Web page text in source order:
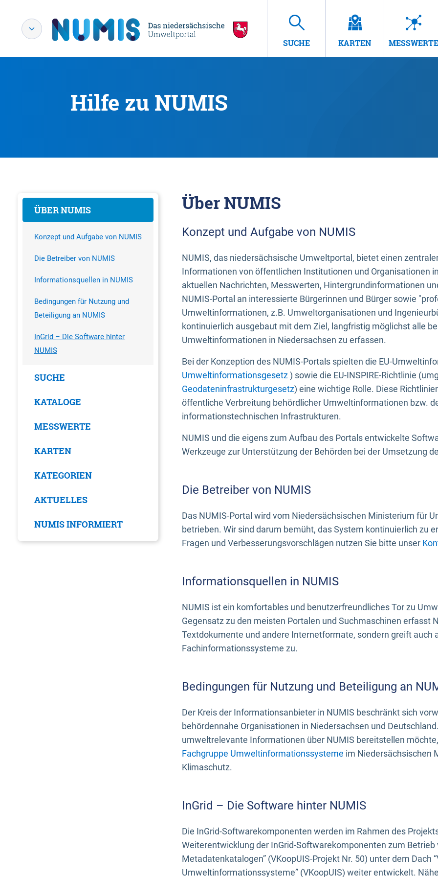
SUCHE KARTEN MESSWERTE
Hilfe zu NUMIS
ÜBER NUMIS
Konzept und Aufgabe von NUMIS
Die Betreiber von NUMIS
Informationsquellen in NUMIS
Bedingungen für Nutzung und
Beteiligung an NUMIS
InGrid – Die Software hinter
NUMIS
SUCHE
KATALOGE
MESSWERTE
KARTEN
KATEGORIEN
AKTUELLES
NUMIS INFORMIERT
Über NUMIS
Konzept und Aufgabe von NUMIS
NUMIS, das niedersächsische Umweltportal, bietet einen
Informationen von öffentlichen Institutionen und Organisationen
aktuellen Nachrichten, Messwerten, Hintergrundinformationen
NUMIS-Portal an interessierte Bürgerinnen und Bürger sowie
Umweltinformationen, z.B. Umweltorganisationen und
kontinuierlich ausgebaut mit dem Ziel, langfristig möglichst alle
Umweltinformationen in Niedersachsen zu erfassen.
Bei der Konzeption des NUMIS-Portals spielten die EU-
Umweltinformationsgesetz) sowie die EU-INSPIRE-Richtlinie
Geodateninfrastrukturgesetz) eine wichtige Rolle. Diese
öffentliche Verbreitung behördlicher Umweltinformationen bzw.
informationstechnischen Infrastrukturen.
NUMIS und die eigens zum Aufbau des Portals entwickelte
Werkzeuge zur Unterstützung der Behörden bei der Umsetzung
Die Betreiber von NUMIS
Das NUMIS-Portal wird vom Niedersächsischen Ministerium für
betrieben. Wir sind darum bemüht, das System kontinuierlich zu
Fragen und Verbesserungsvorschlägen nutzen Sie bitte unser
Informationsquellen in NUMIS
NUMIS ist ein komfortables und benutzerfreundliches Tor zu
Gegensatz zu den meisten Portalen und Suchmaschinen erfasst
Textdokumente und andere Internetformate, sondern greift auch
Fachinformationssysteme zu.
Bedingungen für Nutzung und Beteiligung an
Der Kreis der Informationsanbieter in NUMIS beschränkt sich
behördennahe Organisationen in Niedersachsen und
umweltrelevante Informationen über NUMIS bereitstellen
Fachgruppe Umweltinformationssysteme im Niedersächsischen
Klimaschutz.
InGrid – Die Software hinter NUMIS
Die InGrid-Softwarekomponenten werden im Rahmen des
Weiterentwicklung der InGrid-Softwarekomponenten zum
Metadatenkatalogen” (VKoopUIS-Projekt Nr. 50) unter dem Dach
Umweltinformationssysteme” (VKoopUIS) weiter entwickelt.